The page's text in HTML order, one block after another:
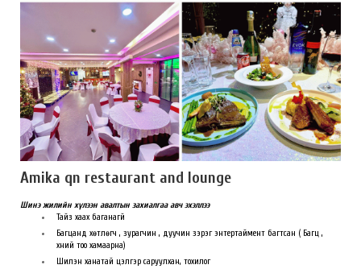
Amika qn restaurant and lounge
Шинэ жилийн хүлээн авалтын захиалгаа авч эхэллээ
Тайз хаах баганагүй
Багцанд хөтлөгч , зурагчин , дуучин зэрэг энтертаймент багтсан ( Багц ,
хүний тоо хамаарна)
Шилэн ханатай цэлгэр саруулхан, тохилог